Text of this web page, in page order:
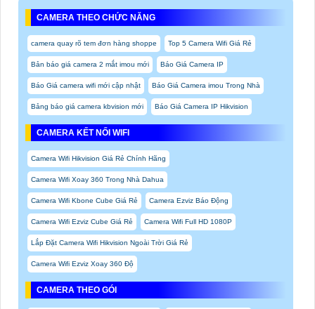
CAMERA THEO CHỨC NĂNG
camera quay rõ tem đơn hàng shoppe Top 5 Camera Wifi Giá Rẻ
Bản báo giá camera 2 mắt imou mới Báo Giá Camera IP
Báo Giá camera wifi mới cập nhật Báo Giá Camera imou Trong Nhà
Bảng báo giá camera kbvision mới Báo Giá Camera IP Hikvision
CAMERA KẾT NỐI WIFI
Camera Wifi Hikvision Giá Rẻ Chính Hãng
Camera Wifi Xoay 360 Trong Nhà Dahua
Camera Wifi Kbone Cube Giá Rẻ Camera Ezviz Báo Động
Camera Wifi Ezviz Cube Giá Rẻ Camera Wifi Full HD 1080P
Lắp Đặt Camera Wifi Hikvision Ngoài Trời Giá Rẻ
Camera Wifi Ezviz Xoay 360 Độ
CAMERA THEO GÓI